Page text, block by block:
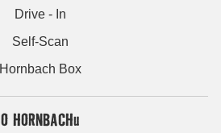
Drive - In
Self-Scan
Hornbach Box
O HORNBACHu